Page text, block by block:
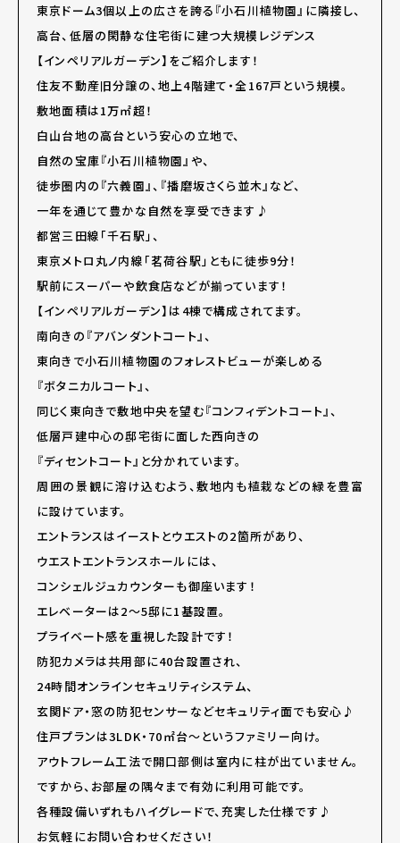
東京ドーム3個以上の広さを誇る『小石川植物園』に隣接し、
高台、低層の閑静な住宅街に建つ大規模レジデンス
【インペリアルガーデン】をご紹介します！
住友不動産旧分譲の、地上4階建て・全167戸という規模。
敷地面積は1万㎡超！
白山台地の高台という安心の立地で、
自然の宝庫『小石川植物園』や、
徒歩圏内の『六義園』、『播磨坂さくら並木』など、
一年を通じて豊かな自然を享受できます♪
都営三田線「千石駅」、
東京メトロ丸ノ内線「茗荷谷駅」ともに徒歩9分！
駅前にスーパーや飲食店などが揃っています！
【インペリアルガーデン】は4棟で構成されてます。
南向きの『アバンダントコート』、
東向きで小石川植物園のフォレストビューが楽しめる
『ボタニカルコート』、
同じく東向きで敷地中央を望む『コンフィデントコート』、
低層戸建中心の邸宅街に面した西向きの
『ディセントコート』と分かれています。
周囲の景観に溶け込むよう、敷地内も植栽などの緑を豊富
に設けています。
エントランスはイーストとウエストの2箇所があり、
ウエストエントランスホールには、
コンシェルジュカウンターも御座います！
エレベーターは2～5邸に1基設置。
プライベート感を重視した設計です！
防犯カメラは共用部に40台設置され、
24時間オンラインセキュリティシステム、
玄関ドア・窓の防犯センサーなどセキュリティ面でも安心♪
住戸プランは3LDK・70㎡台～というファミリー向け。
アウトフレーム工法で開口部側は室内に柱が出ていません。
ですから、お部屋の隅々まで有効に利用可能です。
各種設備いずれもハイグレードで、充実した仕様です♪
お気軽にお問い合わせください！